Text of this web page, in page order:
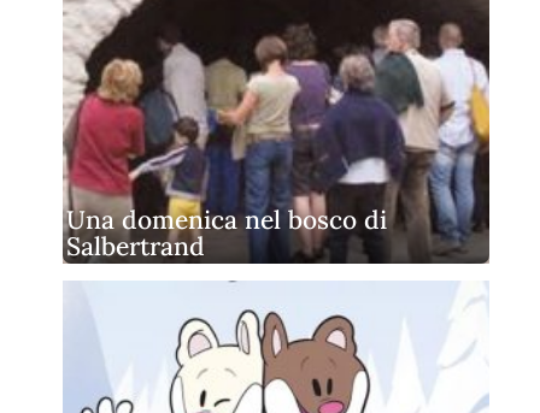
Una domenica nel bosco di
Salbertrand